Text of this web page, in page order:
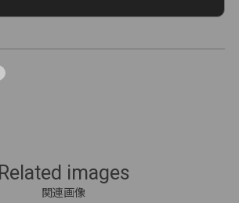
Related images
関連画像